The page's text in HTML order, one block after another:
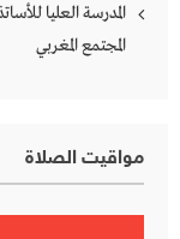
المدرسة العليا
المجتمع المغربي
مواقيت الصلاة